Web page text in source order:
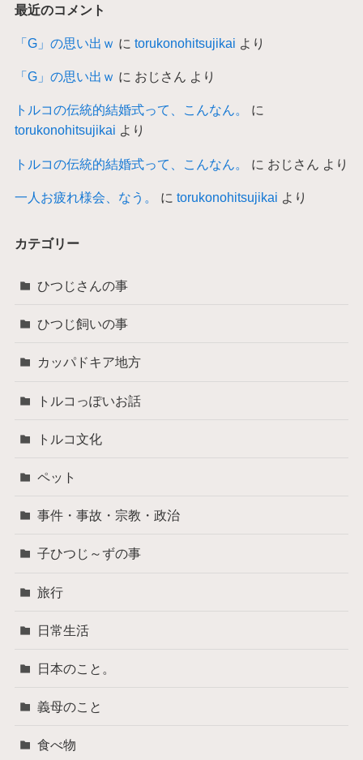
最近のコメント
「G」の思い出ｗ に torukonohitsujikai より
「G」の思い出ｗ に おじさん より
トルコの伝統的結婚式って、こんなん。
に
torukonohitsujikai より
トルコの伝統的結婚式って、こんなん。 に おじさん より
一人お疲れ様会、なう。 に torukonohitsujikai より
カテゴリー
ひつじさんの事
ひつじ飼いの事
カッパドキア地方
トルコっぽいお話
トルコ文化
ペット
事件・事故・宗教・政治
子ひつじ～ずの事
旅行
日常生活
日本のこと。
義母のこと
食べ物